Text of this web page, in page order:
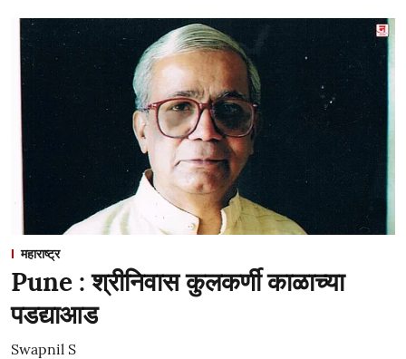
महाराष्ट्र
Pune : श्रीनिवास कुलकर्णी काळाच्या
पडद्याआड
Swapnil S